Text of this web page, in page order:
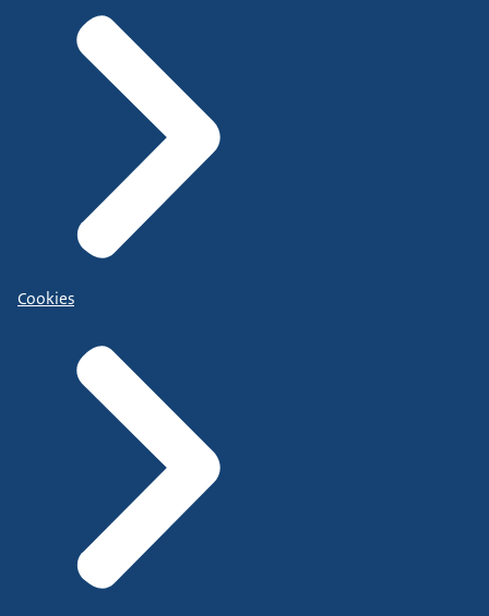
Cookies